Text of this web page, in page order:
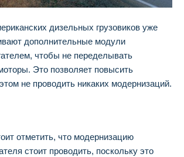
дизельных грузовиков уже
дополнительные модули
чтобы не переделывать
Это позволяет повысить
не проводить никаких модернизаций.
отметить, что модернизацию
стоит проводить, поскольку это